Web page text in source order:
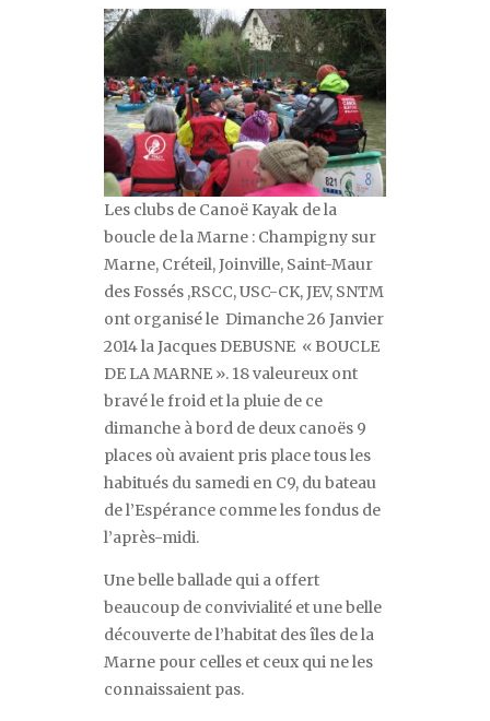
Les clubs de Canoë Kayak de la
boucle de la Marne : Champigny sur
Marne, Créteil, Joinville, Saint-Maur
des Fossés ,RSCC, USC-CK, JEV, SNTM
ont organisé le Dimanche 26 Janvier
2014 la Jacques DEBUSNE « BOUCLE
DE LA MARNE ». 18 valeureux ont
bravé le froid et la pluie de ce
dimanche à bord de deux canoës 9
places où avaient pris place tous les
habitués du samedi en C9, du bateau
de l’Espérance comme les fondus de
l’après-midi.
Une belle ballade qui a offert
beaucoup de convivialité et une belle
découverte de l’habitat des îles de la
Marne pour celles et ceux qui ne les
connaissaient pas.